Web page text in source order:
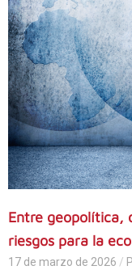
Entre geopolítica,
riesgos para la
17 de marzo de 2026 /